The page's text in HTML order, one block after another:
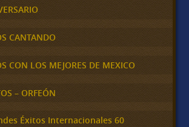
CANTANDO
CON LOS MEJORES DE MEXICO
– ORFEÓN
Éxitos Internacionales 60